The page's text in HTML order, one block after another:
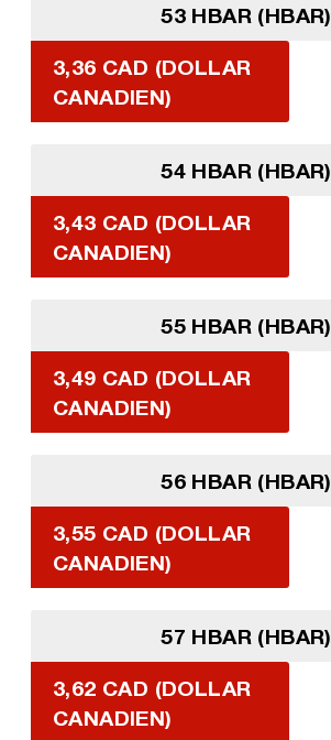
53 HBAR (HBAR)
3,36 CAD (DOLLAR
CANADIEN)
54 HBAR (HBAR)
3,43 CAD (DOLLAR
CANADIEN)
55 HBAR (HBAR)
3,49 CAD (DOLLAR
CANADIEN)
56 HBAR (HBAR)
3,55 CAD (DOLLAR
CANADIEN)
57 HBAR (HBAR)
3,62 CAD (DOLLAR
CANADIEN)